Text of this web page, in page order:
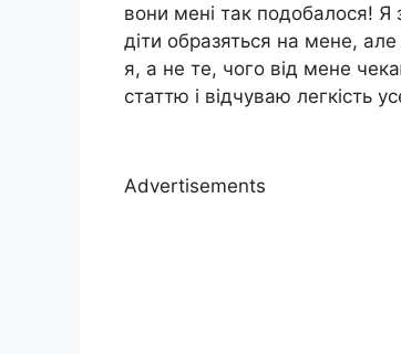
вони мені так подобалося! Я
діти образяться на мене,
я, а не те, чого від мене
статтю і відчуваю легкість
Advertisements